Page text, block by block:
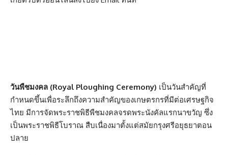
วันพืชมงคล (Royal Ploughing Ceremony) เป็นวันสำคัญที่
กำหนดขึ้นเพื่อระลึกถึงความสำคัญของเกษตรกรที่มีต่อเศรษฐกิจ
ไทย มีการจัดพระราชพิธีพืชมงคลจรดพระนังคัลแรกนาขวัญ ซึ่ง
เป็นพระราชพิธีโบราณ สืบเนื่องมาตั้งแต่สมัยกรุงศรีอยุธยาตอน
ปลาย